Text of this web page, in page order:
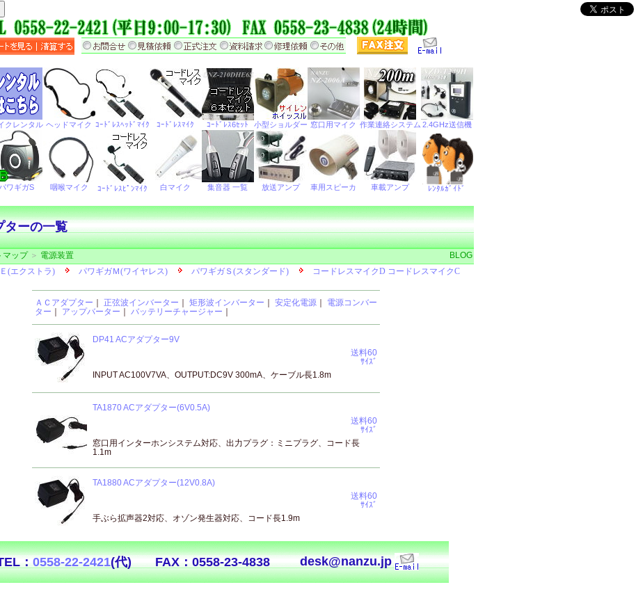
ターの一覧
マップ＞ 電源装置 BLOG
ＡＣアダプター 正弦波インバーター 矩形波インバーター 安定化電源｜
電源コンバー
ター
アップバーター バッテリーチャージャー
DP41 ACアダプター9V
送料60
ｻｲｽﾞ
INPUT AC100V7VA、OUTPUT:DC9V 300mA、ケーブル長1.8m
TA1870 ACアダプター(6V0.5A)
送料60
ｻｲｽﾞ
窓口用インターホンシステム対応、出力プラグ：ミニプラグ、コード長
1.1m
TA1880 ACアダプター(12V0.8A)
送料60
ｻｲｽﾞ
手ぶら拡声器2対応、オゾン発生器対応、コード長1.9m